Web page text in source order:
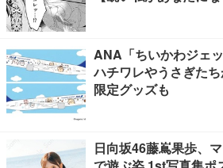
ANA「ちいかわジェ
ハチワレやうさぎた
限定グッズも
日向坂46藤嶌果歩、